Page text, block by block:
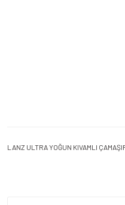
LANZ ULTRA YOĞUN KIVAMLI